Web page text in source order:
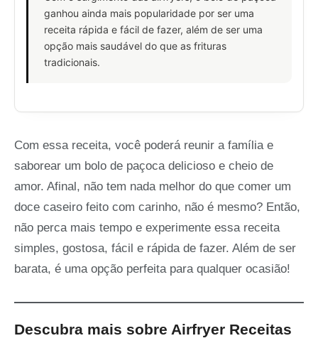
ganhou ainda mais popularidade por ser uma
receita rápida e fácil de fazer, além de ser uma
opção mais saudável do que as frituras
tradicionais.
Com essa receita, você poderá reunir a família e
saborear um bolo de paçoca delicioso e cheio de
amor. Afinal, não tem nada melhor do que comer um
doce caseiro feito com carinho, não é mesmo? Então,
não perca mais tempo e experimente essa receita
simples, gostosa, fácil e rápida de fazer. Além de ser
barata, é uma opção perfeita para qualquer ocasião!
Descubra mais sobre Airfryer Receitas